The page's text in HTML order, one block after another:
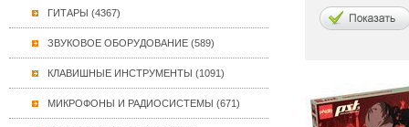
ГИТАРЫ (4367)
ЗВУКОВОЕ ОБОРУДОВАНИЕ (589)
КЛАВИШНЫЕ ИНСТРУМЕНТЫ (1091)
МИКРОФОНЫ И РАДИОСИСТЕМЫ (671)